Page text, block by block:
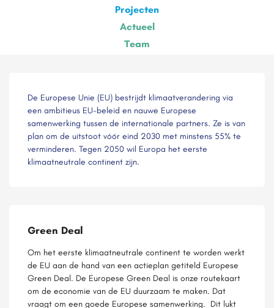
Projecten
Actueel
Team
De Europese Unie (EU) bestrijdt klimaatverandering via
een ambitieus EU-beleid en nauwe Europese
samenwerking tussen de internationale partners. Ze is van
plan om de uitstoot vóór eind 2030 met minstens 55% te
verminderen. Tegen 2050 wil Europa het eerste
klimaatneutrale continent zijn.
Green Deal
Om het eerste klimaatneutrale continent te worden werkt
de EU aan de hand van een actieplan getiteld Europese
Green Deal. De Europese Green Deal is onze routekaart
om de economie van de EU duurzaam te maken. Dat
vraagt om een goede Europese samenwerking. Dit lukt